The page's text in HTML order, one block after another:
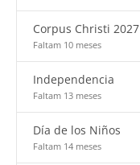
Corpus Christi 2027
Faltam 10 meses
Independencia
Faltam 13 meses
Día de los Niños
Faltam 14 meses